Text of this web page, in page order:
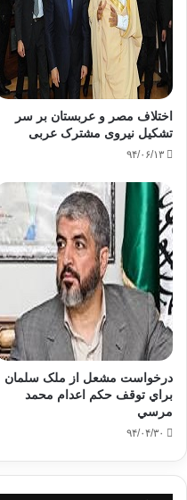
اختلاف مصر و عربستان بر سر
تشکیل نیروی مشترک عربی
۹۴/۰۶/۱۳
درخواست مشعل از ملک سلمان
براي توقف حکم اعدام محمد
مرسي
۹۴/۰۴/۳۰